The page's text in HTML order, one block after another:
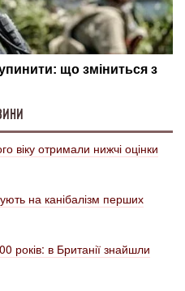
віку отримали нижчі оцінки
на канібалізм перших
років: в Британії знайшли